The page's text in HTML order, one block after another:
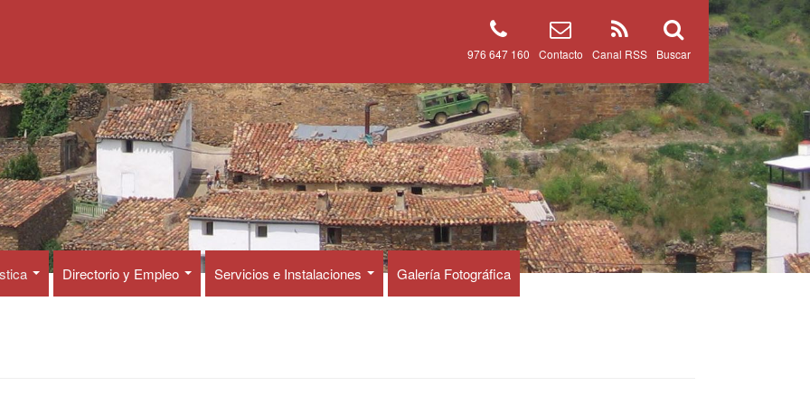
Buscar
Canal RSS
Contacto
976 647 160
Directorio y Empleo Servicios e Instalaciones Galería Fotográfica